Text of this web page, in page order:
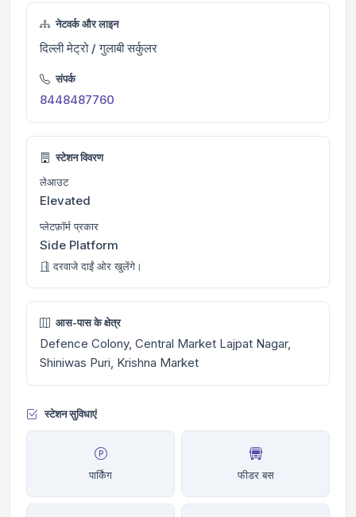
नेटवर्क और लाइन
दिल्ली मेट्रो / गुलाबी सर्कुलर
संपर्क
8448487760
स्टेशन विवरण
लेआउट
Elevated
प्लेटफ़ॉर्म प्रकार
Side Platform
दरवाजे दाईं ओर खुलेंगे।
आस-पास के क्षेत्र
Defence Colony, Central Market Lajpat Nagar,
Shiniwas Puri, Krishna Market
स्टेशन सुविधाएं
पार्किंग फीडर बस